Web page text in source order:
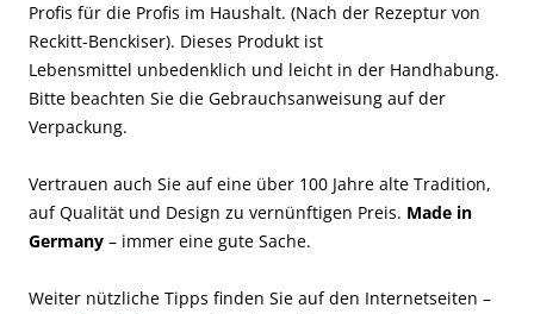
Profis für die Profis im Haushalt. (Nach der Rezeptur von
Reckitt-Benckiser). Dieses Produkt ist
Lebensmittel unbedenklich und leicht in der Handhabung.
Bitte beachten Sie die Gebrauchsanweisung auf der
Verpackung.
Vertrauen auch Sie auf eine über 100 Jahre alte Tradition,
auf Qualität und Design zu vernünftigen Preis. Made in
Germany – immer eine gute Sache.
Weiter nützliche Tipps finden Sie auf den Internetseiten –